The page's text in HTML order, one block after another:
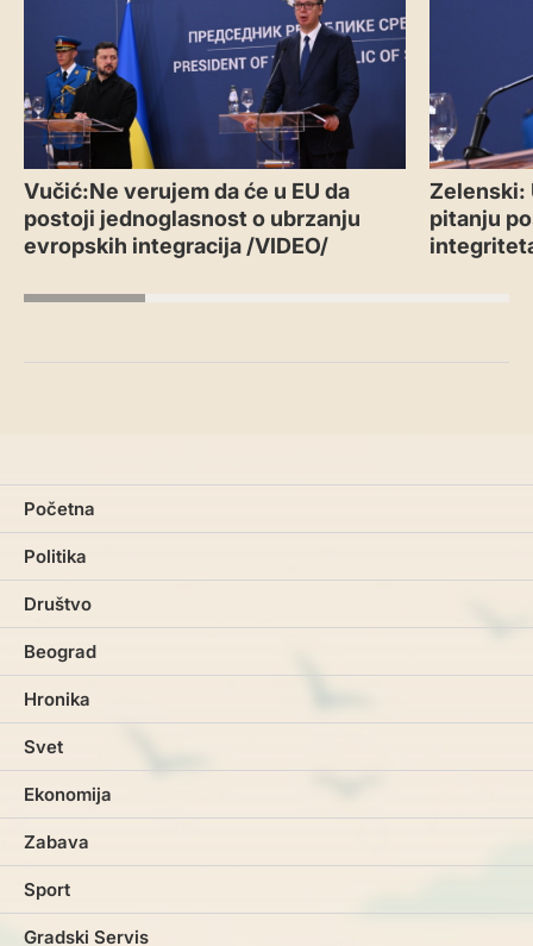
Vučić:Ne verujem da će u EU da
postoji jednoglasnost o ubrzanju
evropskih integracija /VIDEO/
Zelenski:
pitanju
Početna
Politika
Društvo
Beograd
Hronika
Svet
Ekonomija
Zabava
Sport
Gradski Servis